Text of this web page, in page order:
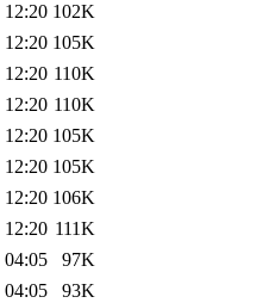
12:20 102K
12:20 105K
12:20 110K
12:20 110K
12:20 105K
12:20 105K
12:20 106K
12:20 111K
04:05
97K
04:05
93K